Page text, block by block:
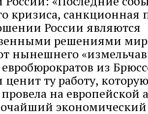
кризиса, санкционная
России являются
решениями
нынешнего
из
ценит ту работу,
на европейской